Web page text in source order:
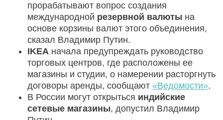
прорабатывают вопрос создания
международной резервной валюты на
основе корзины валют этого объединения,
сказал Владимир Путин.
IKEA начала предупреждать руководство
торговых центров, где расположены ее
магазины и студии, о намерении расторгнуть
договоры аренды, сообщают «Ведомости».
В России могут открыться индийские
сетевые магазины, допустил Владимир